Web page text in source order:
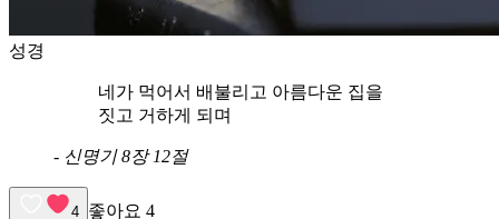
성경
네가 먹어서 배불리고 아름다운 집을
짓고 거하게 되며
- 신명기 8장 12절
4 좋아요 4